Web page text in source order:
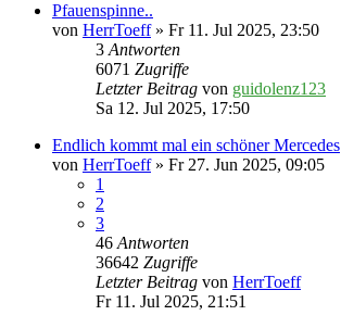
Pfauenspinne..
von HerrToeff» Fr 11. Jul 2025, 23:50
3Antworten
6071 Zugriffe
Letzter Beitrag von guidolenz123
Sa 12. Jul 2025, 17:50
Endlich kommt mal ein schöner Mercedes
von HerrToeff» Fr 27. Jun 2025, 09:05
1
2
3
46Antworten
36642 Zugriffe
Letzter Beitrag von HerrToeff
Fr 11. Jul 2025, 21:51